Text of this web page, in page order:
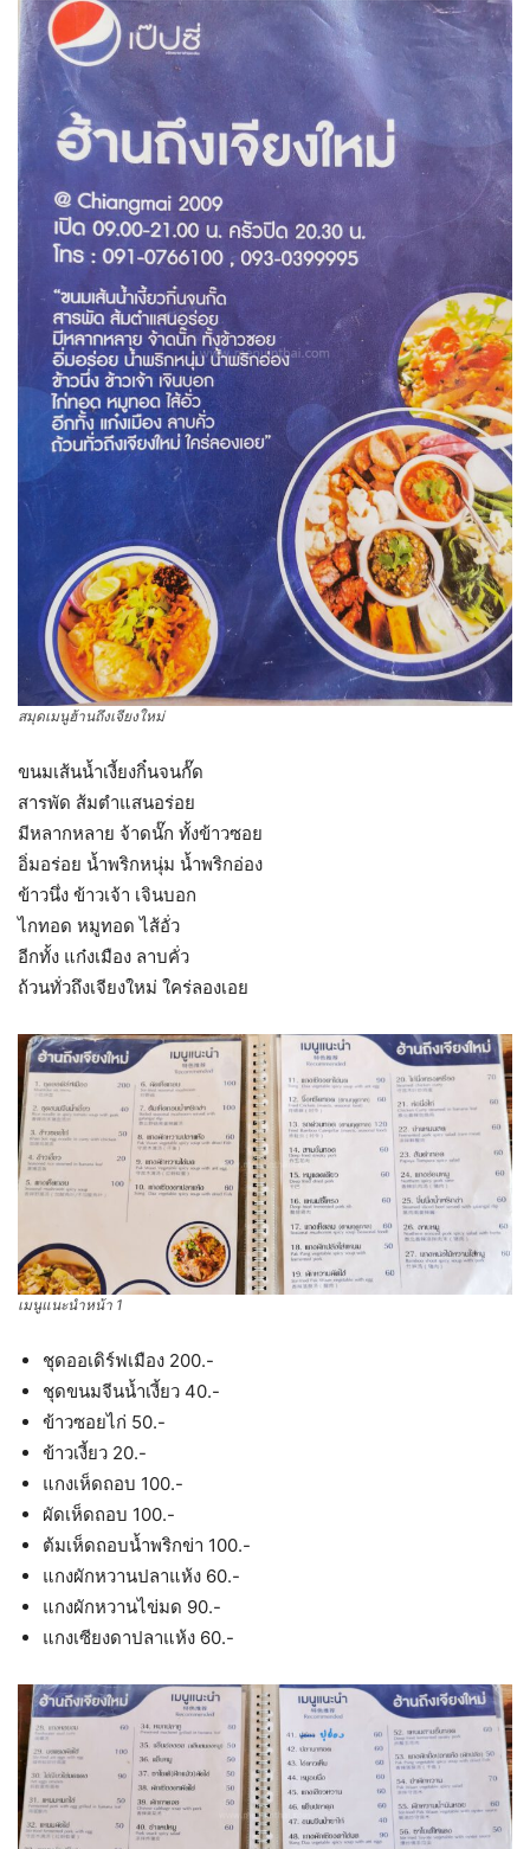
สมุดเมนูฮ้านถึงเจียงใหม่
ขนมเส้นน้ำเงี้ยงกิ๋นจนกั๊ด
สารพัด ส้มตำแสนอร่อย
มีหลากหลาย จ้าดนั๊ก ทั้งข้าวซอย
อิ่มอร่อย น้ำพริกหนุ่ม น้ำพริกอ่อง
ข้าวนึ่ง ข้าวเจ้า เจินบอก
ไกทอด หมูทอด ไส้อั่ว
อีกทั้ง แก๋งเมือง ลาบคั่ว
ถ้วนทั่วถึงเจียงใหม่ ใคร่ลองเอย
เมนูแนะนำหน้า 1
ชุดออเดิร์ฟเมือง 200.-
ชุดขนมจีนน้ำเงี้ยว 40.-
ข้าวซอยไก่ 50.-
ข้าวเงี้ยว 20.-
แกงเห็ดถอบ 100.-
ผัดเห็ดถอบ 100.-
ต้มเห็ดถอบน้ำพริกข่า 100.-
แกงผักหวานปลาแห้ง 60.-
แกงผักหวานไข่มด 90.-
แกงเซียงดาปลาแห้ง 60.-